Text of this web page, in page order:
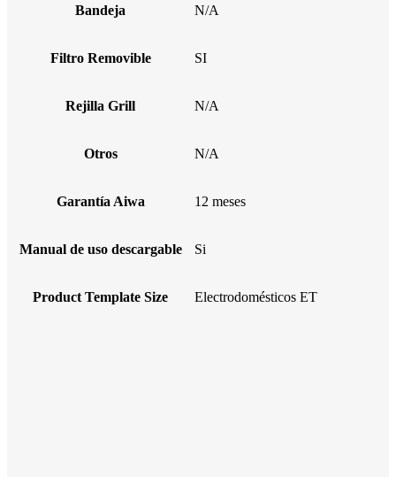
Bandeja N/A
Filtro Removible SI
Rejilla Grill N/A
Otros N/A
Garantía Aiwa 12 meses
Manual de uso descargable Si
Product Template Size Electrodomésticos ET